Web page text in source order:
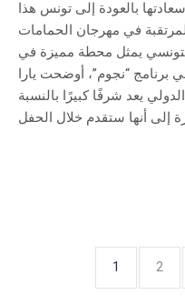
سعادتها بالعودة إلى تونس هذا
في مهرجان الحمامات
يمثل محطة مميزة في
برنامج “نجوم”، أوضحت يارا
يعد شرفًا كبيرًا بالنسبة
1 2